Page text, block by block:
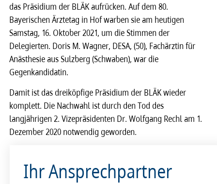
das Präsidium der BLÄK aufrücken. Auf dem 80.
Bayerischen Ärztetag in Hof warben sie am heutigen
Samstag, 16. Oktober 2021, um die Stimmen der
Delegierten. Doris M. Wagner, DESA, (50), Fachärztin für
Anästhesie aus Sulzberg (Schwaben), war die
Gegenkandidatin.
Damit ist das dreiköpfige Präsidium der BLÄK wieder
komplett. Die Nachwahl ist durch den Tod des
langjährigen 2. Vizepräsidenten Dr. Wolfgang Rechl am 1.
Dezember 2020 notwendig geworden.
Ihr Ansprechpartner